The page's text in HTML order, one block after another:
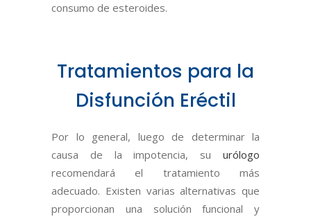
consumo de esteroides.
Tratamientos para la
Disfunción Eréctil
Por lo general, luego de determinar la
causa de la impotencia, su urólogo
recomendará el tratamiento más
adecuado. Existen varias alternativas que
proporcionan una solución funcional y